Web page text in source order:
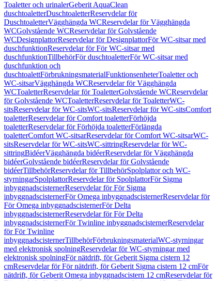
Toaletter och urinalerGeberit AquaClean
duschtoaletterDuschtoaletterReservdelar för
DuschtoaletterVägghängda WCReservdelar för Vägghängda
WCGolvstående WCReservdelar för Golvstående
WCDesignplattorReservdelar för DesignplattorFör WC-sitsar med
duschfunktionReservdelar för För WC-sitsar med
duschfunktionTillbehörFör duschtoaletterFör WC-sitsar med
duschfunktion och
duschtoalettFörbrukningsmaterialFunktionsenheterToaletter och
WC-sitsarVägghängda WCReservdelar för Vägghängda
WCToaletterReservdelar för ToaletterGolvstående WCReservdelar
för Golvstående WCToaletterReservdelar för ToaletterWC-
sitsReservdelar för WC-sitsWC-sitsReservdelar för WC-sitsComfort
toaletterReservdelar för Comfort toaletterFörhöjda
toaletterReservdelar för Förhöjda toaletterFörlängda
toaletterComfort WC-sitsarReservdelar för Comfort WC-sitsarWC-
sitsReservdelar för WC-sitsWC-sittringReservdelar för WC-
sittringBidéerVägghängda bidéerReservdelar för Vägghängda
bidéerGolvstående bidéerReservdelar för Golvstående
bidéerTillbehörReservdelar för TillbehörSpolplattor och WC-
styrningarSpolplattorReservdelar för SpolplattorFör Sigma
inbyggnadscisternerReservdelar för För Sigma
inbyggnadscisternerFör Omega inbyggnadscisternerReservdelar för
För Omega inbyggnadscisternerFör Delta
inbyggnadscisternerReservdelar för För Delta
inbyggnadscisternerFör Twinline inbyggnadscisternerReservdelar
för För Twinline
inbyggnadscisternerTillbehörFörbrukningsmaterialWC-styrningar
med elektronisk spolningReservdelar för WC-styrningar med
elektronisk spolningFör nätdrift, för Geberit Sigma cistern 12
cmReservdelar för För nätdrift, för Geberit Sigma cistern 12 cmFör
nätdrift, för Geberit Omega inbyggnadscistern 12 cmReservdelar för